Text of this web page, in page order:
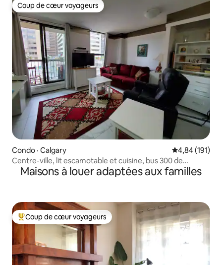
Coup de cœur voyageurs
Coup de cœur voyageurs
Condo · Calgary Note
4,84 (191)
Centre-ville, lit escamotable et cuisine, bus 300 de
l'aéroport
Maisons à louer adaptées aux familles
Coup de cœur voyageurs parmi les plus aimés
Coup de cœur voyageurs